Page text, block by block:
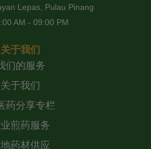
Lepas, Pulau Pinang
AM - 09:00 PM
关于我们
们的服务
关于我们
药分享专栏
煎药服务
药材供应